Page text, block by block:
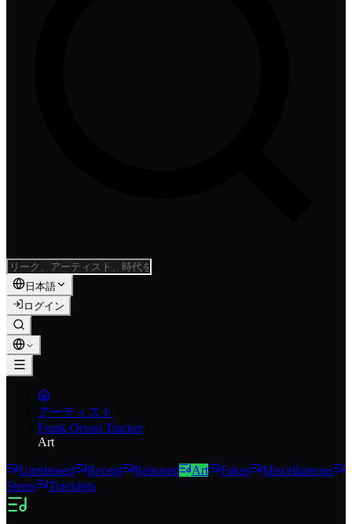
日本語
ログイン
アーティスト
Frank Ocean Tracker
Art
Unreleased Recent Released Art Fakes
Miscellaneous
Stems
Tracklists